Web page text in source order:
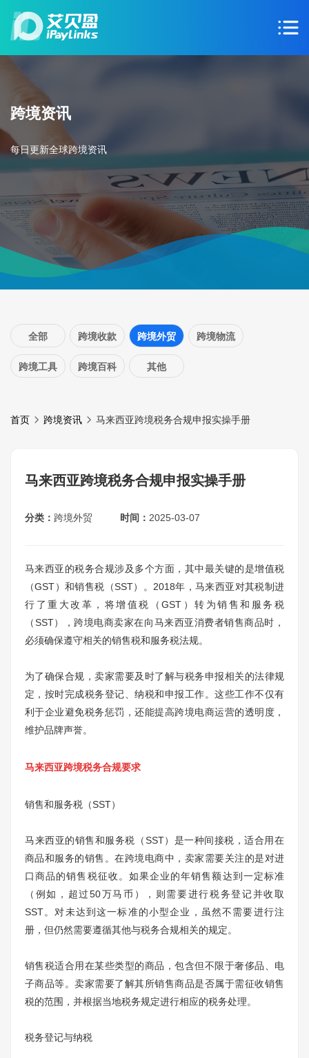
跨境资讯
每日更新全球跨境资讯
全部 跨境收款 跨境外贸 跨境物流
跨境工具 跨境百科 其他
首页 跨境资讯 马来西亚跨境税务合规申报实操手册
马来西亚跨境税务合规申报实操手册
分类： 跨境外贸 时间： 2025-03-07
马来西亚的税务合规涉及多个方面，其中最关键的是增值税
（GST）和销售税（SST）。2018年，马来西亚对其税制进
行了重大改革，将增值税（GST）转为销售和服务税
（SST），跨境电商卖家在向马来西亚消费者销售商品时，
必须确保遵守相关的销售税和服务税法规。
为了确保合规，卖家需要及时了解与税务申报相关的法律规
定，按时完成税务登记、纳税和申报工作。这些工作不仅有
利于企业避免税务惩罚，还能提高跨境电商运营的透明度，
维护品牌声誉。
马来西亚跨境税务合规要求
销售和服务税（SST）
马来西亚的销售和服务税（SST）是一种间接税，适合用在
商品和服务的销售。在跨境电商中，卖家需要关注的是对进
口商品的销售税征收。如果企业的年销售额达到一定标准
（例如，超过50万马币），则需要进行税务登记并收取
SST。对未达到这一标准的小型企业，虽然不需要进行注
册，但仍然需要遵循其他与税务合规相关的规定。
销售税适合用在某些类型的商品，包含但不限于奢侈品、电
子商品等。卖家需要了解其所销售商品是否属于需征收销售
税的范围，并根据当地税务规定进行相应的税务处理。
税务登记与纳税